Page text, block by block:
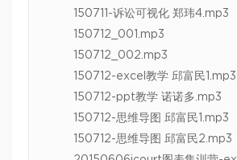
150711-诉讼可视化 郑玮4.mp3
150712_001.mp3
150712_002.mp3
150712-excel教学 邱富民1.mp3
150712-ppt教学 诺诺多.mp3
150712-思维导图 邱富民1.mp3
150712-思维导图 邱富民2.mp3